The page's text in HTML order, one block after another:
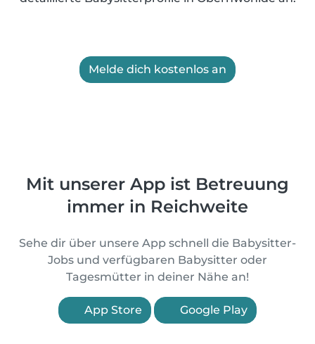
Melde dich kostenlos an
Mit unserer App ist Betreuung
immer in Reichweite
Sehe dir über unsere App schnell die Babysitter-
Jobs und verfügbaren Babysitter oder
Tagesmütter in deiner Nähe an!
App Store Google Play